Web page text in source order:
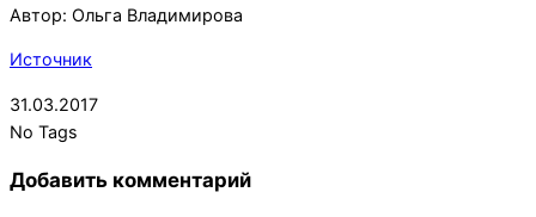
Автор: Ольга Владимирова
Источник
2017-
03-
31.03.2017
No Tags
Добавить комментарий